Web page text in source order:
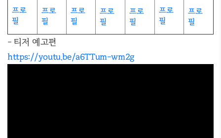
프로
필
프로
필
프로
필
프로
필
프로
필
프로
필
프로
필
- 티저 예고편
https://youtu.be/a6TTum-wm2g